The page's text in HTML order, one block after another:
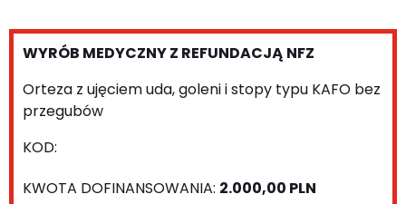
WYRÓB MEDYCZNY Z REFUNDACJĄ NFZ
Orteza z ujęciem uda, goleni i stopy typu KAFO bez
przegubów
KOD:
KWOTA DOFINANSOWANIA: 2.000,00 PLN